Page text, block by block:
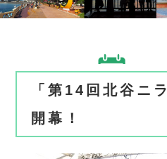
「第14回北谷ニ
開幕！